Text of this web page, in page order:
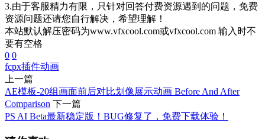
3.由于客服精力有限，只针对回答付费资源遇到的问题，免费
资源问题还请您自行解决，希望理解！
本站默认解压密码为www.vfxcool.com或vfxcool.com 输入时不
要有空格
0 0
fcpx插件动画
上一篇
AE模板-20组画面前后对比划像展示动画 Before And After
Comparison 下一篇
PS AI Beta最新稳定版！BUG修复了，免费下载体验！